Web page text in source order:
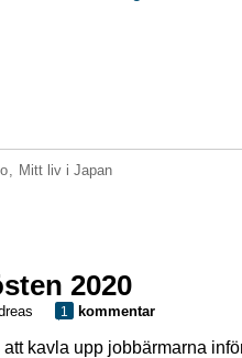
, Mitt liv i Japan
2020
1 kommentar
kavla upp jobbärmarna